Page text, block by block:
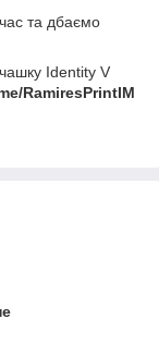
та дбаємо
Identity V
RamiresPrintIM